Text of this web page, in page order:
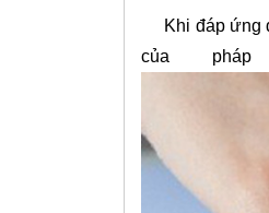
Khi đáp ứng
của